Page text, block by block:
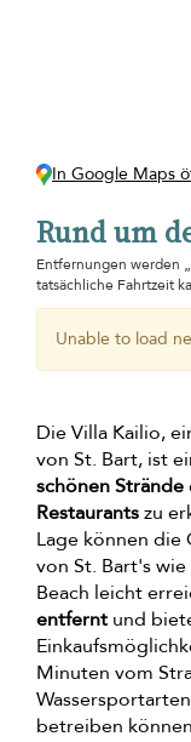
In Google Maps
Rund um
Entfernungen werden
tatsächliche Fahrtzeit
Unable to load
Die Villa Kailio,
von St. Bart, ist
schönen Strände
Restaurantszu
Lage können
von St. Bart's
Beach leicht
entfernt und
Minuten vom
betreiben